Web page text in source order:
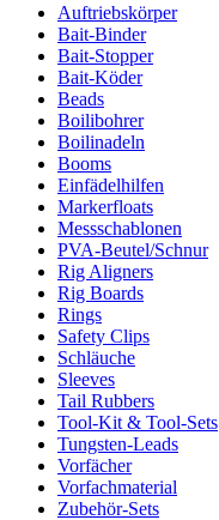
Auftriebskörper
Bait-Binder
Bait-Stopper
Bait-Köder
Beads
Boilibohrer
Boilinadeln
Booms
Einfädelhilfen
Markerfloats
Messschablonen
PVA-Beutel/Schnur
Rig Aligners
Rig Boards
Rings
Safety Clips
Schläuche
Sleeves
Tail Rubbers
Tool-Kit & Tool-Sets
Tungsten-Leads
Vorfächer
Vorfachmaterial
Zubehör-Sets